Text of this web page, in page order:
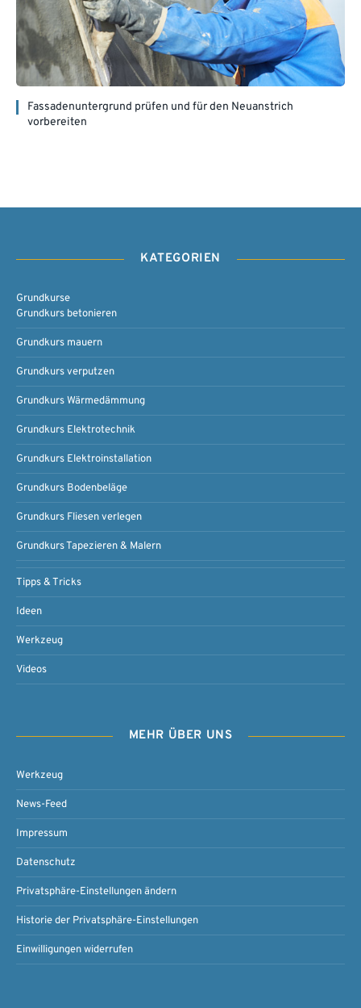
Fassadenuntergrund prüfen und für den Neuanstrich
vorbereiten
KATEGORIEN
Grundkurse
Grundkurs betonieren
Grundkurs mauern
Grundkurs verputzen
Grundkurs Wärmedämmung
Grundkurs Elektrotechnik
Grundkurs Elektroinstallation
Grundkurs Bodenbeläge
Grundkurs Fliesen verlegen
Grundkurs Tapezieren & Malern
Tipps & Tricks
Ideen
Werkzeug
Videos
MEHR ÜBER UNS
Werkzeug
News-Feed
Impressum
Datenschutz
Privatsphäre-Einstellungen ändern
Historie der Privatsphäre-Einstellungen
Einwilligungen widerrufen